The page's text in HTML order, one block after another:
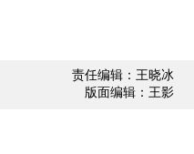
责任编辑：王晓冰
版面编辑：王影